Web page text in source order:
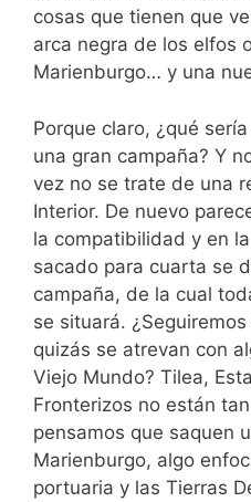
cosas que tienen que
arca negra de los elfos
Marienburgo… y una
Porque claro, ¿qué
una gran campaña? Y
vez no se trate de una
Interior. De nuevo
la compatibilidad y en
sacado para cuarta se
campaña, de la cual
se situará.
quizás se atrevan con
Viejo Mundo? Tilea,
Fronterizos no están
pensamos que saquen
Marienburgo, algo
portuaria y las Tierras